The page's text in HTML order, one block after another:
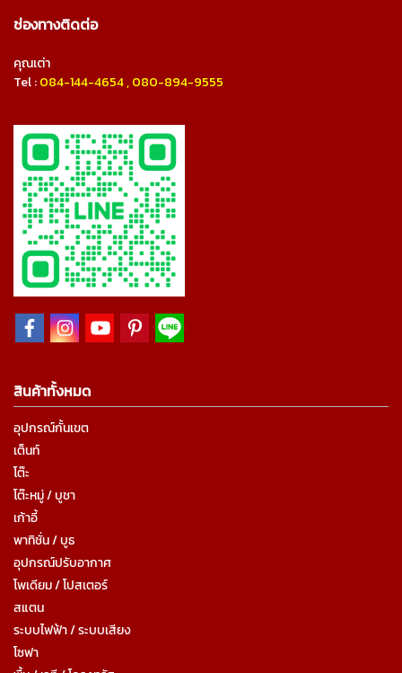
ช่องทางติดต่อ
คุณเต่า
Tel :084-144-4654,080-894-9555
สินค้าทั้งหมด
อุปกรณ์กั้นเขต
เต็นท์
โต๊ะ
โต๊ะหมู่ / บูชา
เก้าอี้
พาทิชั่น / บูธ
อุปกรณ์ปรับอากาศ
โพเดียม / โปสเตอร์
สแตน
ระบบไฟฟ้า / ระบบเสียง
โซฟา